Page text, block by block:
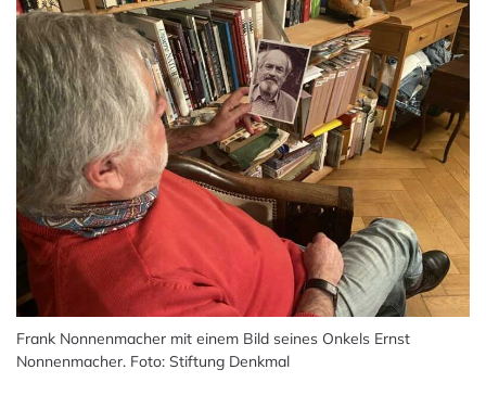
Frank Nonnenmacher mit einem Bild seines Onkels Ernst
Nonnenmacher. Foto: Stiftung Denkmal